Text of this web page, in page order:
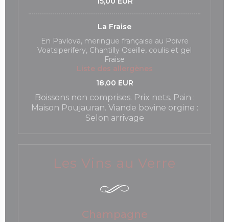
La Fraise
En Pavlova, meringue française au Poivre
Voatsiperifery, Chantilly Oseille, coulis et gel
Fraise
Liste des allergènes
18,00 EUR
Boissons non comprises. Prix nets. Pain :
Maison Poujauran. Viande bovine orgine :
Selon arrivage
Les Vins au Verre
Champagne